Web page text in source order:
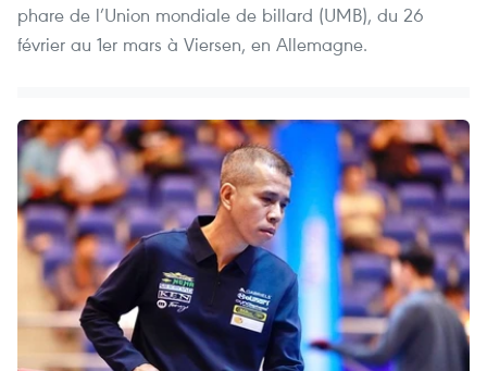
phare de l’Union mondiale de billard (UMB), du 26
février au 1er mars à Viersen, en Allemagne.